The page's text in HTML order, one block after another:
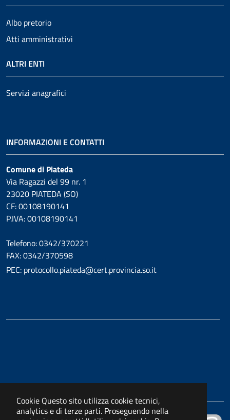
Cookie Questo sito utilizza cookie tecnici,
analytics e di terze parti. Proseguendo nella
Albo pretorio
Atti amministrativi
ALTRI ENTI
Servizi anagrafici
INFORMAZIONI E CONTATTI
Comune di Piateda
Via Ragazzi del 99 nr. 1
23020 PIATEDA (SO)
CF: 00108190141
P.IVA: 00108190141
Telefono: 0342/370221
FAX: 0342/370598
PEC: protocollo.piateda@cert.provincia.so.it